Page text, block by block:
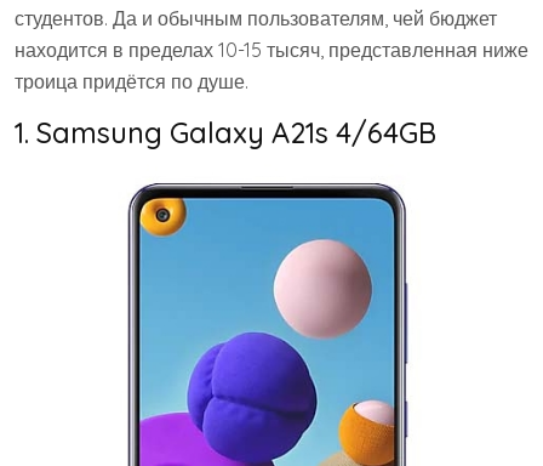
студентов. Да и обычным пользователям, чей бюджет
находится в пределах 10-15 тысяч, представленная ниже
троица придётся по душе.
1. Samsung Galaxy A21s 4/64GB